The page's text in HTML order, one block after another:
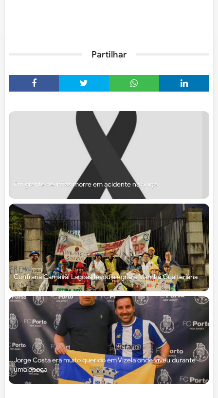
Partilhar
Emigrante de Infias morre em acidente na Suíça
Confraria Carnaval Lagoas levou alegria à Marcha Gualteriana
Jorge Costa era muito querido em Vizela onde viveu durante
uma época